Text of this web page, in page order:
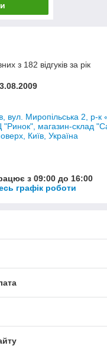
з 182 відгуків за рік
вул. Миропільська 2, р-к
"Ринок", магазин-склад
Київ, Україна
з 09:00 до 16:00
графік роботи